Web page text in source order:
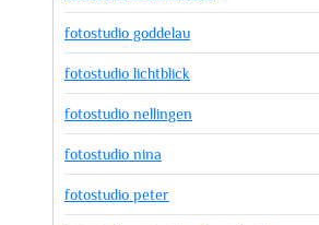
fotostudio goddelau
fotostudio lichtblick
fotostudio nellingen
fotostudio nina
fotostudio peter